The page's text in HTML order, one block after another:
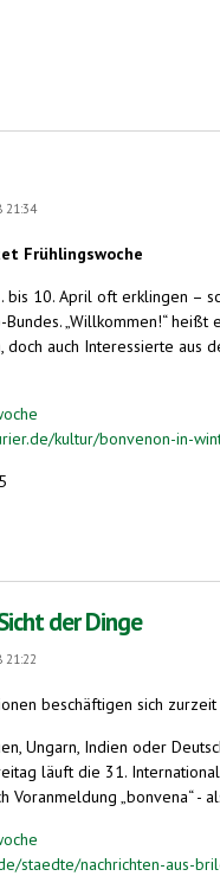
in Winterberg.
21:34
Frühlingswoche
bis 10. April oft erklingen
„Willkommen!“
auch Interessierte aus
kultur/bonvenon-in-
der Dinge
21:22
beschäftigen sich
Ungarn, Indien oder
läuft die 31.
Voranmeldung „bonvena“ -
staedte/nachrichten-aus-